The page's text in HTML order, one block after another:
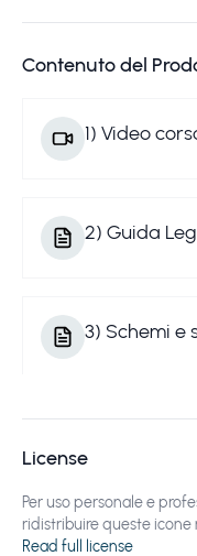
Contenuto del
1) Video corso
2) Guida
3) Schemi e
5)Legge 104 bonus disabili
License
Per uso personale e
ridistribuire queste
Read full license